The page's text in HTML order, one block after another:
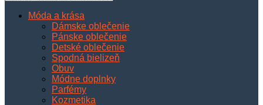
Móda a krása
Dámske oblečenie
Pánske oblečenie
Detské oblečenie
Spodná bielizeň
Obuv
Módne doplnky
Parfémy
Kozmetika